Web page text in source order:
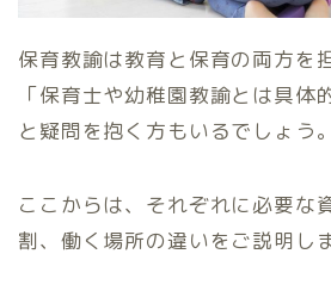
保育教諭は教育と保育の両方を
「保育士や幼稚園教諭とは具体
と疑問を抱く方もいるでしょう。
ここからは、それぞれに必要な
割、働く場所の違いをご説明し